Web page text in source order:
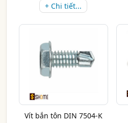
+ Chi tiết...
Vít bắn tôn DIN 7504-K